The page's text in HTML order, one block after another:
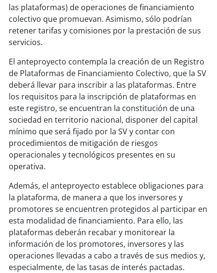
las plataformas) de operaciones de financiamiento
colectivo que promuevan. Asimismo, sólo podrían
retener tarifas y comisiones por la prestación de sus
servicios.
El anteproyecto contempla la creación de un Registro
de Plataformas de Financiamiento Colectivo, que la SV
deberá llevar para inscribir a las plataformas. Entre
los requisitos para la inscripción de plataformas en
este registro, se encuentran la constitución de una
sociedad en territorio nacional, disponer del capital
mínimo que será fijado por la SV y contar con
procedimientos de mitigación de riesgos
operacionales y tecnológicos presentes en su
operativa.
Además, el anteproyecto establece obligaciones para
la plataforma, de manera a que los inversores y
promotores se encuentren protegidos al participar en
esta modalidad de financiamiento. Para ello, las
plataformas deberán recabar y monitorear la
información de los promotores, inversores y las
operaciones llevadas a cabo a través de sus medios y,
especialmente, de las tasas de interés pactadas.